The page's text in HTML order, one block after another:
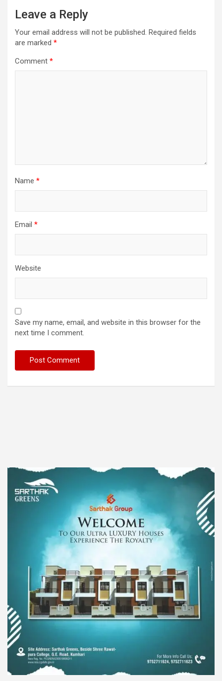
Leave a Reply
Your email address will not be published. Required fields
are marked *
Comment *
Name *
Email *
Website
Save my name, email, and website in this browser for the
next time I comment.